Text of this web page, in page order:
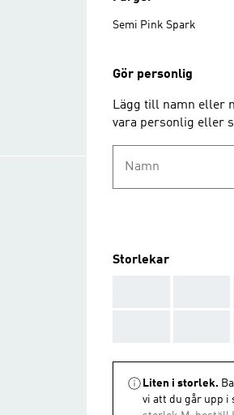
Semi Pink Spark
Gör personlig
Lägg till namn eller
vara personlig eller
Namn
Storlekar
Liten i storlek.
vi att du går upp i